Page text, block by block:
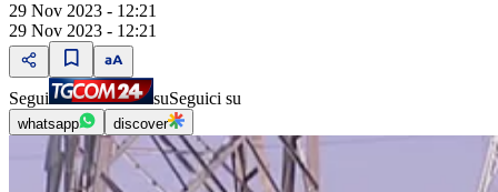
29 Nov 2023 - 12:21
29 Nov 2023 - 12:21
Segui suSeguici su
whatsapp discover